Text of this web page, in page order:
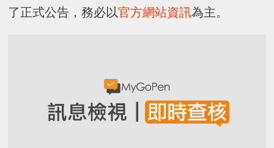
了正式公告，務必以官方網站資訊為主。